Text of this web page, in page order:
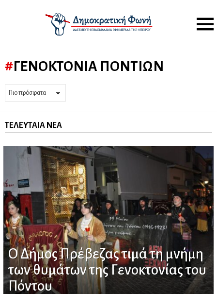
Menu
ΓΕΝΟΚΤΟΝΊΑ ΠΟΝΤΊΩΝ
ΤΕΛΕΥΤΑΊΑ ΝΈΑ
Ο Δήμος Πρέβεζας τιμά τη μνήμη
των θυμάτων της Γενοκτονίας του
Πόντου